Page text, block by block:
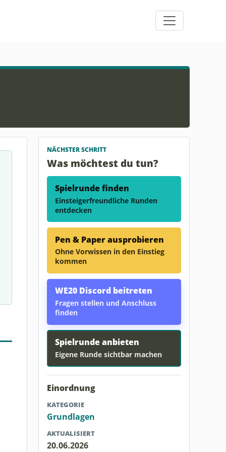
NÄCHSTER SCHRITT
Was möchtest du tun?
Spielrunde finden
Einsteigerfreundliche Runden
entdecken
Pen & Paper ausprobieren
Ohne Vorwissen in den Einstieg
kommen
WE20 Discord beitreten
Fragen stellen und Anschluss
finden
Spielrunde anbieten
Eigene Runde sichtbar machen
Einordnung
KATEGORIE
Grundlagen
AKTUALISIERT
20.06.2026